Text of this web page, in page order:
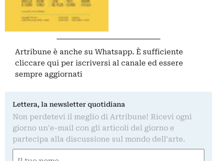
Artribune è anche su Whatsapp. È sufficiente
cliccare qui per iscriversi al canale ed essere
sempre aggiornati
Lettera, la newsletter quotidiana
Non perdetevi il meglio di Artribune! Ricevi ogni
giorno un'e-mail con gli articoli del giorno e
partecipa alla discussione sul mondo dell'arte.